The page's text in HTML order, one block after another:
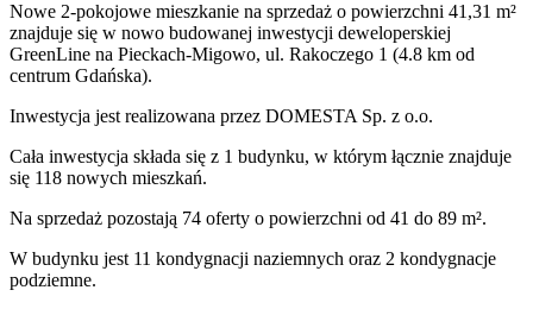
Nowe 2-pokojowe mieszkanie na sprzedaż o powierzchni 41,31 m²
znajduje się w nowo budowanej inwestycji deweloperskiej
GreenLine na Pieckach-Migowo, ul. Rakoczego 1 (4.8 km od
centrum Gdańska).
Inwestycja jest realizowana przez DOMESTA Sp. z o.o.
Cała inwestycja składa się z 1 budynku, w którym łącznie znajduje
się 118 nowych mieszkań.
Na sprzedaż pozostają 74 oferty o powierzchni od 41 do 89 m².
W budynku jest 11 kondygnacji naziemnych oraz 2 kondygnacje
podziemne.